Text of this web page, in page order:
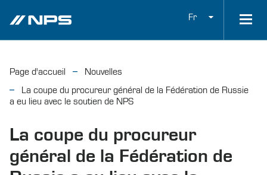
Fr
Page d'accueil
Nouvelles
La coupe du procureur général de la Fédération de Russie
a eu lieu avec le soutien de NPS
La coupe du procureur
général de la Fédération de